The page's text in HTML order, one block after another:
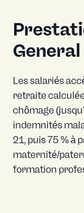
General
Les salariés
retraite
chômage
indemnités
21, puis 75 % à
maternité/
formation